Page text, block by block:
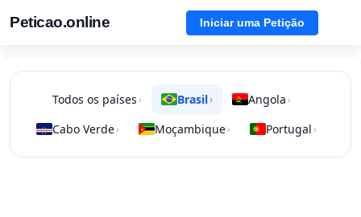
Peticao.online Iniciar uma Petição
Todos os países › Brasil› Angola ›
Cabo Verde› Moçambique› Portugal ›